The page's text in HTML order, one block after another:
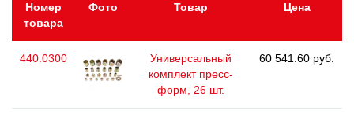
Номер
товара
Фото Товар Цена
440.0300
Универсальный
комплект пресс-
форм, 26 шт.
60 541.60 руб.